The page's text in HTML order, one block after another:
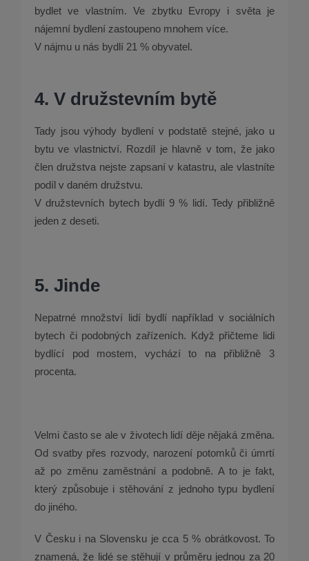
bydlet ve vlastním. Ve zbytku Evropy i světa je
nájemní bydlení zastoupeno mnohem více.
V nájmu u nás bydlí 21 % obyvatel.
4. V družstevním bytě
Tady jsou výhody bydlení v podstatě stejné, jako u
bytu ve vlastnictví. Rozdíl je hlavně v tom, že jako
člen družstva nejste zapsaní v katastru, ale vlastníte
podíl v daném družstvu.
V družstevních bytech bydlí 9 % lidí. Tedy přibližně
jeden z deseti.
5. Jinde
Nepatrné množství lidí bydlí například v sociálních
bytech či podobných zařízeních. Když přičteme lidi
bydlící pod mostem, vychází to na přibližně 3
procenta.
Velmi často se ale v životech lidí děje nějaká změna.
Od svatby přes rozvody, narození potomků či úmrtí
až po změnu zaměstnání a podobně. A to je fakt,
který způsobuje i stěhování z jednoho typu bydlení
do jiného.
V Česku i na Slovensku je cca 5 % obrátkovost. To
znamená, že lidé se stěhují v průměru jednou za 20